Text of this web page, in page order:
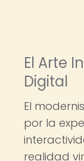
El Arte
Digital
El
por la
realidad